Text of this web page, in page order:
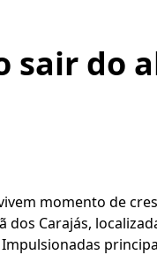
sair do
momento de
dos Carajás,